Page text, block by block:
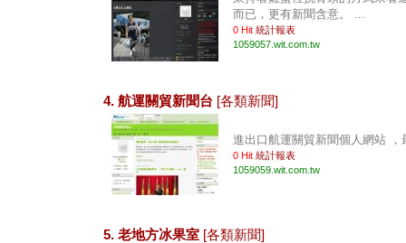
而已，更有新聞含意。 ...
0 Hit 統計報表
1059057.wit.com.tw
4. 航運關貿新聞台 [各類新聞]
進出口航運關貿新聞個人網站
0 Hit 統計報表
1059059.wit.com.tw
5. 老地方冰果室 [各類新聞]